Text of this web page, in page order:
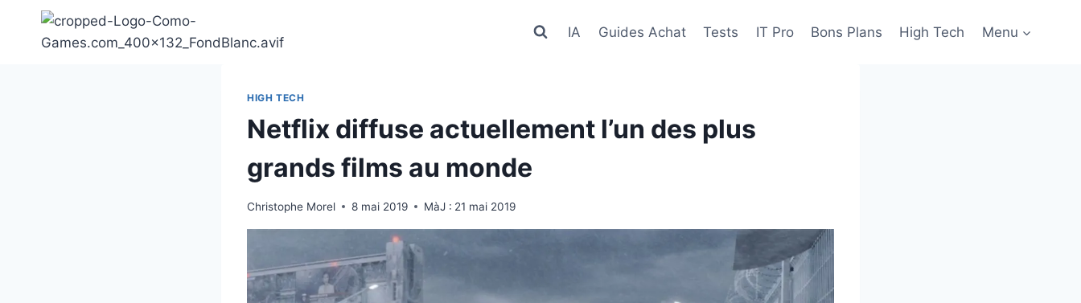
contenu
IA Guides Achat Tests IT Pro Bons Plans High Tech Menu
HIGH TECH
Netflix diffuse actuellement l’un des plus
grands films au monde
Christophe Morel 8 mai 2019 MàJ : 21 mai 2019